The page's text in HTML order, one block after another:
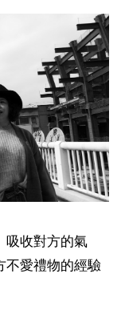
吸收對方的氣
不愛禮物的經驗